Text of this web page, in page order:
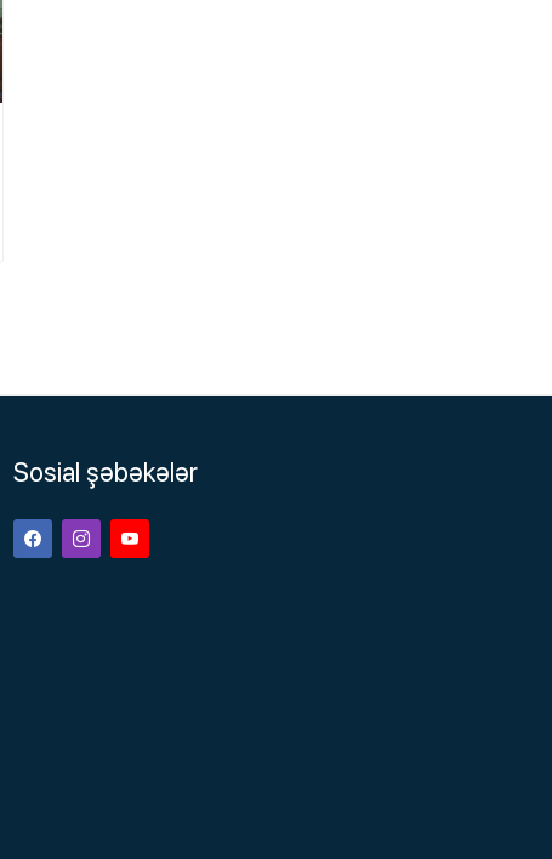
Sosial şəbəkələr
FacebookInstagramYoutube